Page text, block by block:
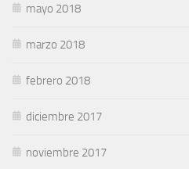
mayo 2018
marzo 2018
febrero 2018
diciembre 2017
noviembre 2017